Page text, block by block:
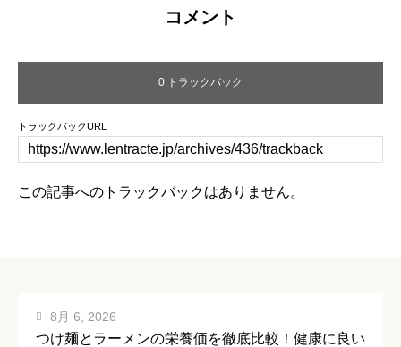
コメント
0 トラックバック
トラックバックURL
この記事へのトラックバックはありません。
つけ麺とラーメンの栄養価を徹底比較！健康に良い
8月 6, 2026